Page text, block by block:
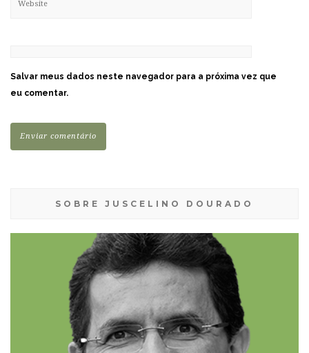
Salvar meus dados neste navegador para a próxima vez que
eu comentar.
SOBRE JUSCELINO DOURADO